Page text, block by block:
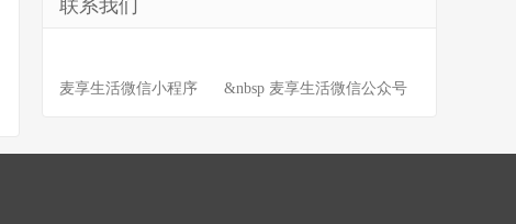
联系我们
麦享生活微信小程序 &nbsp 麦享生活微信公众号